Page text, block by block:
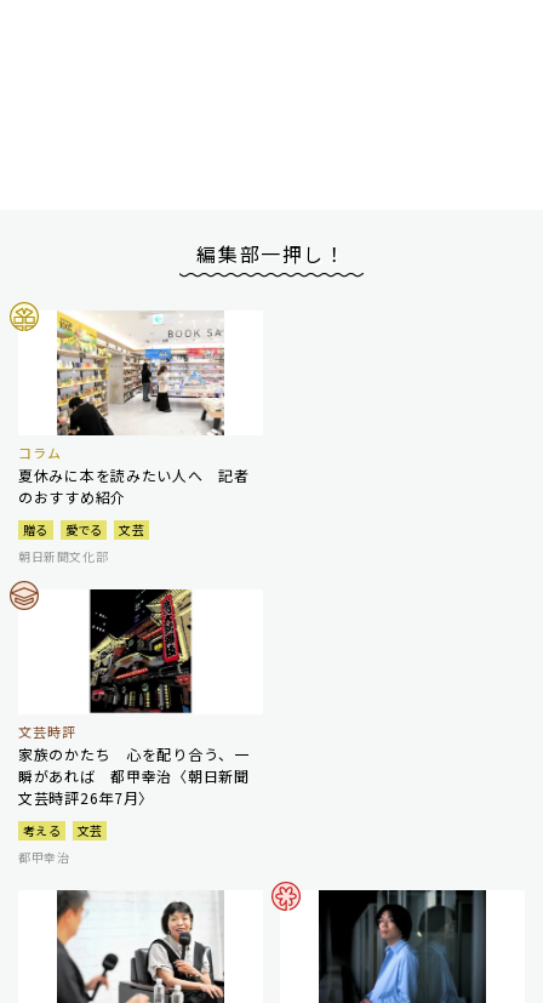
編集部一押し！
コラム
夏休みに本を読みたい人へ 記者
のおすすめ紹介
贈る 愛でる
文芸
朝日新聞文化部
文芸時評
家族のかたち 心を配り合う、一
瞬があれば 都甲幸治〈朝日新聞
文芸時評26年7月〉
考える
文芸
都甲幸治